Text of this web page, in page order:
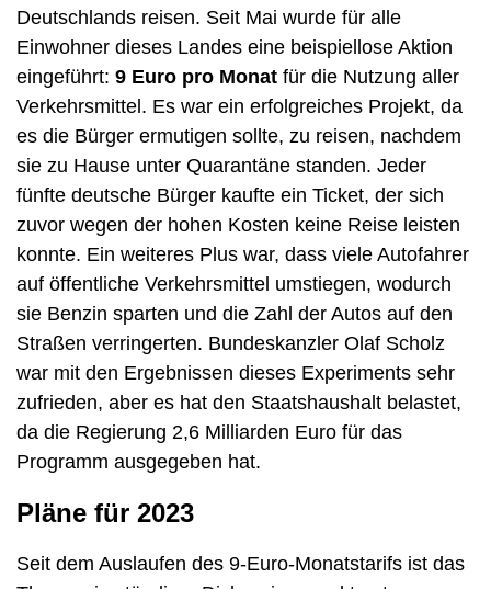
Deutschlands reisen. Seit Mai wurde für alle
Einwohner dieses Landes eine beispiellose Aktion
eingeführt: 9 Euro pro Monat für die Nutzung aller
Verkehrsmittel. Es war ein erfolgreiches Projekt, da
es die Bürger ermutigen sollte, zu reisen, nachdem
sie zu Hause unter Quarantäne standen. Jeder
fünfte deutsche Bürger kaufte ein Ticket, der sich
zuvor wegen der hohen Kosten keine Reise leisten
konnte. Ein weiteres Plus war, dass viele Autofahrer
auf öffentliche Verkehrsmittel umstiegen, wodurch
sie Benzin sparten und die Zahl der Autos auf den
Straßen verringerten. Bundeskanzler Olaf Scholz
war mit den Ergebnissen dieses Experiments sehr
zufrieden, aber es hat den Staatshaushalt belastet,
da die Regierung 2,6 Milliarden Euro für das
Programm ausgegeben hat.
Pläne für 2023
Seit dem Auslaufen des 9-Euro-Monatstarifs ist das